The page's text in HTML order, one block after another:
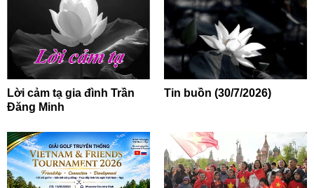
Lời cảm tạ gia đình Trần
Đăng Minh
Tin buồn (30/7/2026)